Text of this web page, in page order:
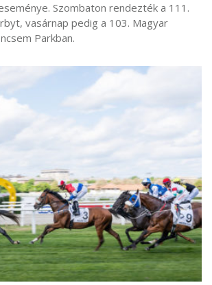
Szombaton rendezték a 111.
vasárnap pedig a 103. Magyar
Parkban.